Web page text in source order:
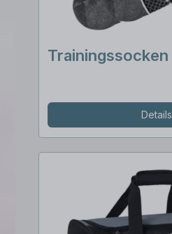
Trainingssocken
Details